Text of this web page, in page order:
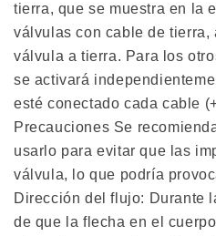
tierra, que se muestra en la
válvulas con cable de tierra,
válvula a tierra. Para los
se activará
esté conectado cada cable
Precauciones Se
usarlo para evitar que las
válvula, lo que podría
Dirección del flujo: Durante
de que la flecha en el